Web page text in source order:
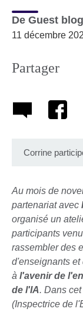
De Guest
11 décembre
Partager
Corrine
Au mois de
partenariat avec
organisé un
participants
rassembler des
d'enseignants et
à l'avenir de
de l'IA. Dans
(Inspectrice de